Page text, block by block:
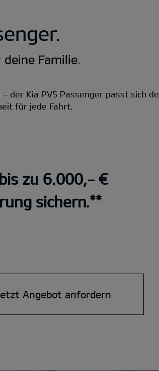
Familie.
der Kia PV5 Passenger passt sich
für jede Fahrt.
zu 6.000,- €
sichern.**
Angebot anfordern